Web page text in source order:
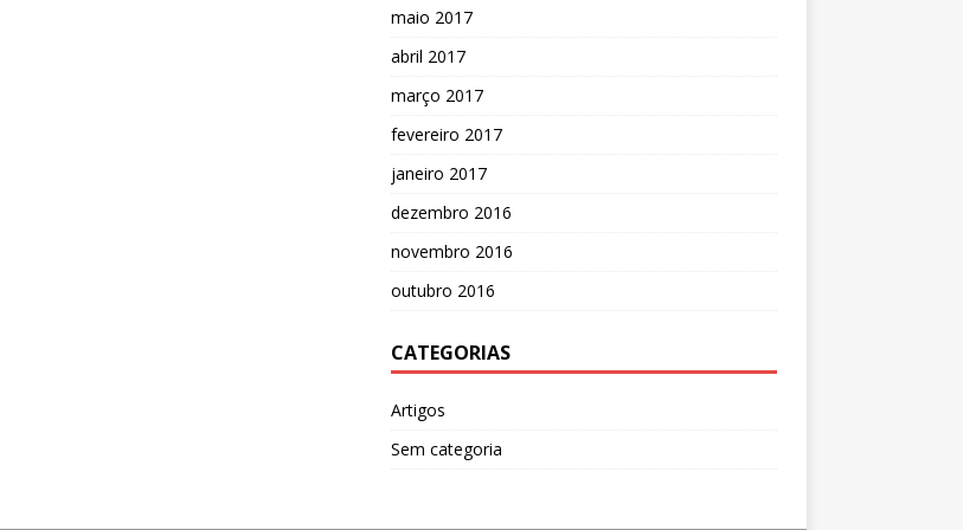
maio 2017
abril 2017
março 2017
fevereiro 2017
janeiro 2017
dezembro 2016
novembro 2016
outubro 2016
CATEGORIAS
Artigos
Sem categoria